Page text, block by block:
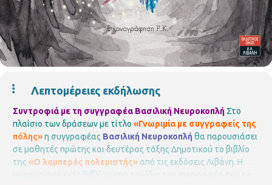
Λεπτομέρειες εκδήλωσης
Συντροφιά με τη συγγραφέα Βασιλική Νευροκοπλή Στο
πλαίσιο των δράσεων με τίτλο «Γνωριμία με συγγραφείς της
πόλης»η συγγραφέας Βασιλική Νευροκοπλή θα παρουσιάσει
σε μαθητές πρώτης και δευτέρας τάξης Δημοτικού το βιβλίο
της «Ο λαμπερός πολεμιστής» από τις εκδόσεις Λιβάνη. Η
παρουσίαση ενός βιβλίου από τον ίδιο τον συγγραφέα που το